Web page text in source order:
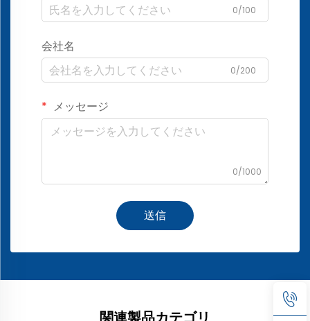
0/100
会社名
0/200
メッセージ
0/1000
送信